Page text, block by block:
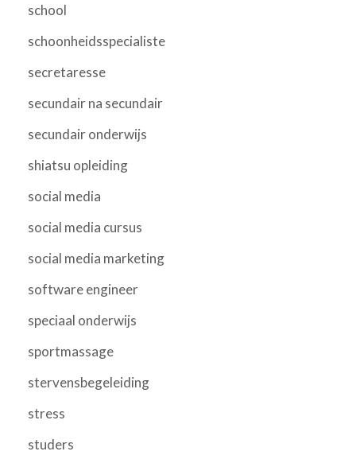
school
schoonheidsspecialiste
secretaresse
secundair na secundair
secundair onderwijs
shiatsu opleiding
social media
social media cursus
social media marketing
software engineer
speciaal onderwijs
sportmassage
stervensbegeleiding
stress
studers